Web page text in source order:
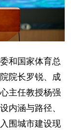
和国家体育总
院长罗锐、成
主任教授杨强
内涵与路径、
围城市建设现